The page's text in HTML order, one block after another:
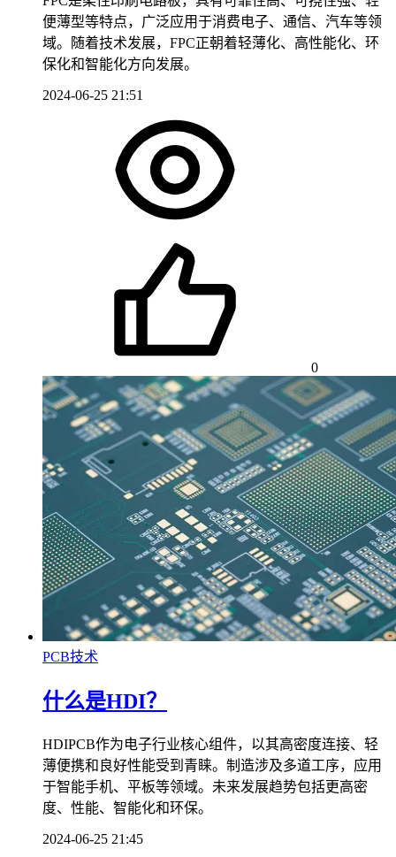
便薄型等特点，广泛应用于消费电子、通信、汽车等领
域。随着技术发展，FPC正朝着轻薄化、高性能化、环
保化和智能化方向发展。
2024-06-25 21:51
0
PCB技术
什么是HDI？
HDIPCB作为电子行业核心组件，以其高密度连接、轻
薄便携和良好性能受到青睐。制造涉及多道工序，应用
于智能手机、平板等领域。未来发展趋势包括更高密
度、性能、智能化和环保。
2024-06-25 21:45